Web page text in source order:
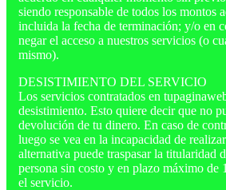
siendo responsable de todos los montos
incluida la fecha de terminación; y/o en
negar el acceso a nuestros servicios (o
mismo).
DESISTIMIENTO DEL SERVICIO
Los servicios contratados en
desistimiento. Esto quiere decir que no
devolución de tu dinero. En caso de
luego se vea en la incapacidad de
alternativa puede traspasar la titularidad
persona sin costo y en plazo máximo de
el servicio.